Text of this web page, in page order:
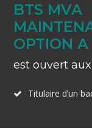
BTS MVA
OPTION A
est ouvert
Titulaire d’un